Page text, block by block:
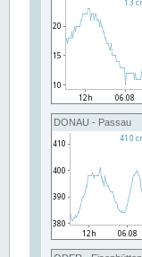
DONAU - Passau